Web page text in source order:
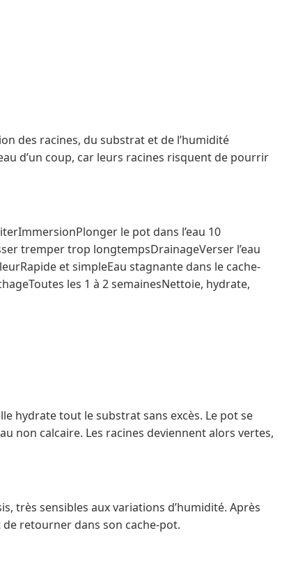
des racines, du substrat et de l’humidité
d’un coup, car leurs racines risquent de pourrir
le pot dans l’eau 10
tremper trop longtempsDrainageVerser l’eau
et simpleEau stagnante dans le cache-
les 1 à 2 semainesNettoie, hydrate,
hydrate tout le substrat sans excès. Le pot se
non calcaire. Les racines deviennent alors vertes,
très sensibles aux variations d’humidité. Après
retourner dans son cache-pot.